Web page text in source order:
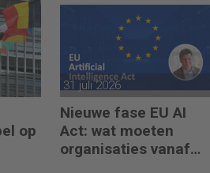
op
31 juli 2026
Nieuwe fase EU AI
Act: wat moeten
organisaties vanaf